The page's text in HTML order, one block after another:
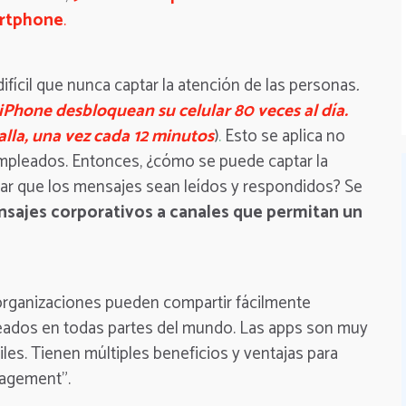
.
que nunca captar la atención de las personas.
desbloquean su celular 80 veces al día.
una vez cada 12 minutos).Esto se aplica no
Entonces, ¿cómo se puede captar la
que los mensajes sean leídos y respondidos? Se
corporativos a canales que permitan un
pueden compartir fácilmente
en todas partes del mundo. Las apps son muy
Tienen múltiples beneficios y ventajas para